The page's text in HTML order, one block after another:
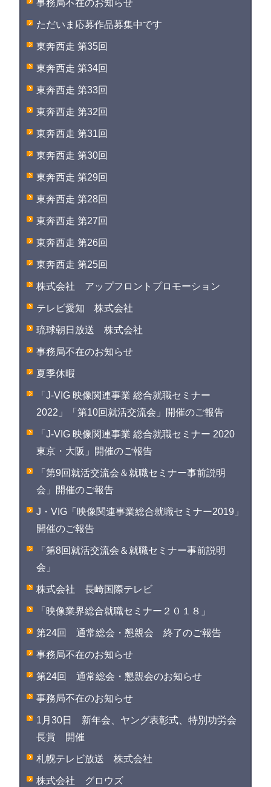
事務局不在のお知らせ
ただいま応募作品募集中です
東奔西走 第35回
東奔西走 第34回
東奔西走 第33回
東奔西走 第32回
東奔西走 第31回
東奔西走 第30回
東奔西走 第29回
東奔西走 第28回
東奔西走 第27回
東奔西走 第26回
東奔西走 第25回
株式会社 アップフロントプロモーション
テレビ愛知 株式会社
琉球朝日放送 株式会社
事務局不在のお知らせ
夏季休暇
「J-VIG 映像関連事業 総合就職セミナー
2022」「第10回就活交流会」開催のご報告
「J-VIG 映像関連事業 総合就職セミナー 2020
東京・大阪」開催のご報告
「第9回就活交流会＆就職セミナー事前説明
会」開催のご報告
J・VIG「映像関連事業総合就職セミナー2019」
開催のご報告
「第8回就活交流会＆就職セミナー事前説明
会」
株式会社 長崎国際テレビ
「映像業界総合就職セミナー２０１８」
第24回 通常総会・懇親会 終了のご報告
事務局不在のお知らせ
第24回 通常総会・懇親会のお知らせ
事務局不在のお知らせ
1月30日 新年会、ヤング表彰式、特別功労会
長賞 開催
札幌テレビ放送 株式会社
株式会社 グロウズ